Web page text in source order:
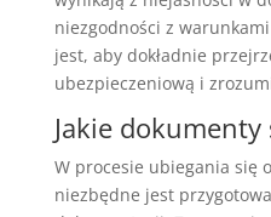
niezgodności z
jest, aby dokładnie
ubezpieczeniową i
Jakie dokumenty
W procesie ubiegania się
niezbędne jest